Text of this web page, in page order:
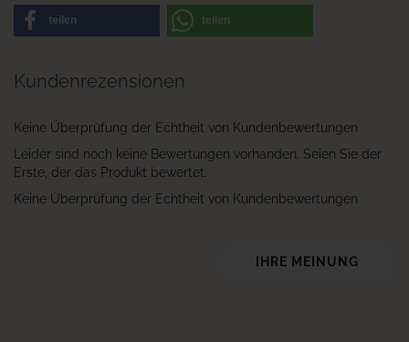
teilen teilen
Kundenrezensionen
Keine Überprüfung der Echtheit von Kundenbewertungen
Leider sind noch keine Bewertungen vorhanden. Seien Sie der
Erste, der das Produkt bewertet.
Keine Überprüfung der Echtheit von Kundenbewertungen
IHRE MEINUNG